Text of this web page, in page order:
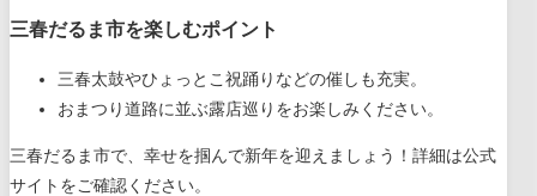
三春だるま市を楽しむポイント
三春太鼓やひょっとこ祝踊りなどの催しも充実。
おまつり道路に並ぶ露店巡りをお楽しみください。
三春だるま市で、幸せを掴んで新年を迎えましょう！詳細は公式
サイトをご確認ください。